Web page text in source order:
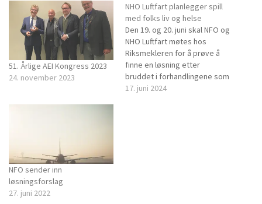
51. Årlige AEI Kongress 2023
24. november 2023
NHO Luftfart planlegger spill
med folks liv og helse
Den 19. og 20. juni skal NFO og
NHO Luftfart møtes hos
Riksmekleren for å prøve å
finne en løsning etter
bruddet i forhandlingene som
ble gjennomført i mai. Etter
17. juni 2024
NFO sender inn
løsningsforslag
27. juni 2022